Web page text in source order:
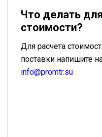
Что делать
стоимости?
Для расчета
поставки напишите
info@promtr.su